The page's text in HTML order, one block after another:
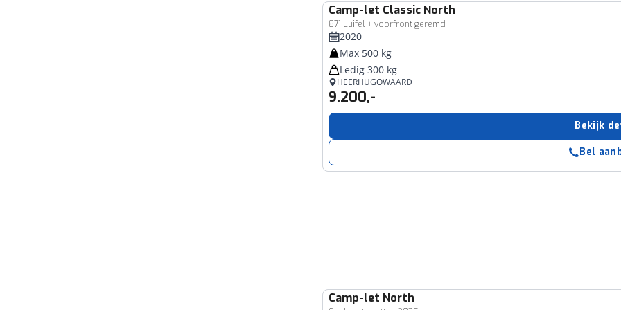
Camp-let Classic North
871 Luifel + voorfront geremd
2020
Max 500 kg
Ledig 300 kg
HEERHUGOWAARD
9.200,-
Bekijk
Bel
Camp-let North